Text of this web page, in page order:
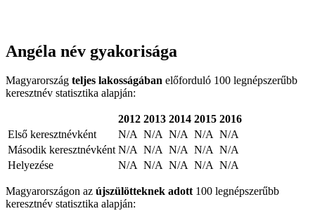
Angéla név gyakorisága
Magyarország teljes lakosságában előforduló 100 legnépszerűbb
keresztnév statisztika alapján:
2012 2013 2014 2015 2016
Első keresztnévként
N/A N/A N/A N/A N/A
Második keresztnévként N/A N/A N/A N/A N/A
Helyezése
N/A N/A N/A N/A N/A
Magyarországon az újszülötteknek adott100 legnépszerűbb
keresztnév statisztika alapján: